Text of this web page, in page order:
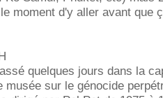
moment d'y aller avant que
quelques jours dans la
musée sur le génocide